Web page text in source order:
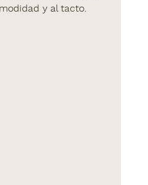
y al tacto.